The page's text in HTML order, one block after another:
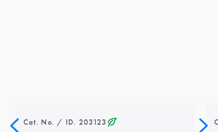
Cat. No. / ID. 203123 icon_0368_ls_gen_eco_friendly-s